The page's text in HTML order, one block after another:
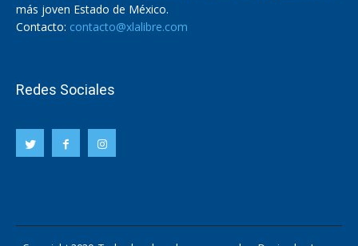
más joven Estado de México.
Contacto: contacto@xlalibre.com
Redes Sociales